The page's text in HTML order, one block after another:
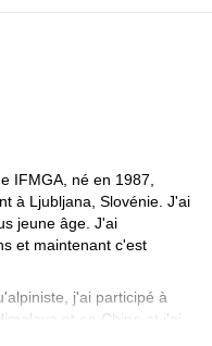
IFMGA, né en 1987,
à Ljubljana, Slovénie. J'ai
jeune âge. J'ai
et maintenant c'est
j'ai participé à
et en Chine et j'ai
du Xulian Feng en